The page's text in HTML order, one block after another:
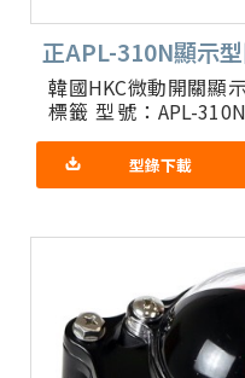
正APL-310N顯示
韓國HKC微動開關顯
標籤 型號：APL-
Switch Box ( Valve
型錄下載